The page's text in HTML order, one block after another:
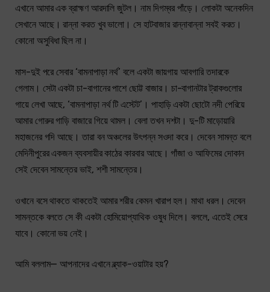
এখানে আমার এক ব্রাহ্মণ আরদালি জুটল। নাম দিগম্বর পাঁড়ে। লোকটা অনেকদিন
সেখানে আছে। রান্না করত খুব ভালো। সে হাটবাজার রান্নাবান্না সবই করত।
কোনো অসুবিধা ছিল না।
মাস-দুই পরে সেবার ‘বামনাপাড়া নর্থ’ বলে একটা জায়গায় আবগারি তদারকে
গেলাম। সেটা একটা চা-বাগানের পাশে ছোট্ট বাজার। চা-বাগানটার ট্রাকগুলোর
গায়ে লেখা আছে, ‘বামনাপাড়া নর্থ টি এস্টেট’। পাহাড়ি একটা ছোটো নদী পেরিয়ে
আমার গোরুর গাড়ি বাজারে গিয়ে থামল। বেলা তখন দশটা। দু-টি মাড়োয়ারি
মহাজনের গদি আছে। তারা বন অঞ্চলের উৎপন্ন সওদা করে। দেবেন সামন্ত বলে
মেদিনীপুরের একজন ব্যবসায়ীর কাঠের কারবার আছে। গাঁজা ও আফিমের দোকান
সেই দেবেন সামন্তের ভাই, শশী সামন্তের।
ওখানে বসে থাকতে থাকতেই আমার শরীর কেমন খারাপ হল। মাথা ধরল। দেবেন
সামন্তকে বলতে সে কী একটা হোমিয়োপ্যাথিক ওষুধ দিলে। বললে, এতেই সেরে
যাবে। কোনো ভয় নেই।
আমি বললাম— আপনাদের এখানে ব্ল্যাক-ওয়াটার হয়?